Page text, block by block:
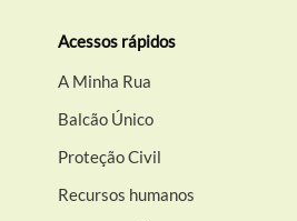
Acessos rápidos
A Minha Rua
Balcão Único
Proteção Civil
Recursos humanos